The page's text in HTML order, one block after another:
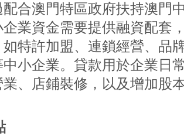
合澳門特區政府扶持澳門
業資金需要提供融資配套
如特許加盟、連鎖經營、品
小企業。貸款用於企業日
、店鋪裝修，以及增加股